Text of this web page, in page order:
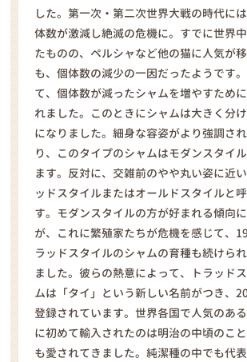
した。第一次・第二次世界大戦の時代に
体数が激減し絶滅の危機に。すでに世界
たものの、ペルシャなど他の猫に人気が
も、個体数の減少の一因だったようです
て、個体数が減ったシャムを増やすため
れました。このときにシャムは大きく分
になりました。細身な容姿がより強調さ
り、このタイプのシャムはモダンスタイ
ます。反対に、交雑前のやや丸い姿に近
ッドスタイルまたはオールドスタイルと
す。モダンスタイルの方が好まれる傾向
が、これに繁殖家たちが危機を感じて、
ラッドスタイルのシャムの育種も続けら
ました。彼らの熱意によって、トラッド
ムは「タイ」という新しい名前がつき、
登録されています。世界各国で人気のあ
に初めて輸入されたのは明治の中頃のこ
も愛されてきました。純潔種の中でも代